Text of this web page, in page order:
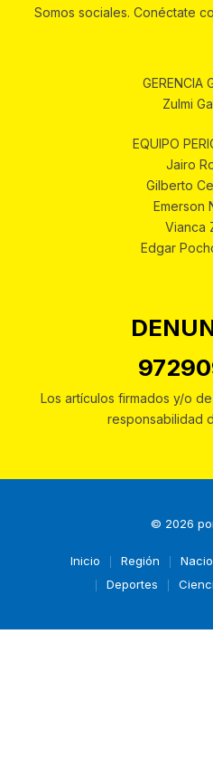
Somos sociales. Conéctate
GERENCIA
Zulmi
EQUIPO
Jairo
Gilberto
Emerson
Vianca
Edgar
Los artículos firmados y/o
responsabilidad
© 2026
Inicio Región
Deportes